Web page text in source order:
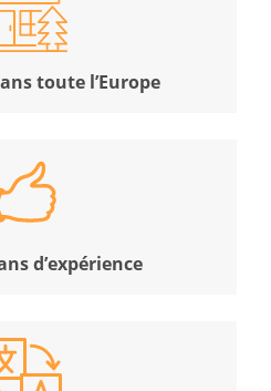
toute l’Europe
d’expérience